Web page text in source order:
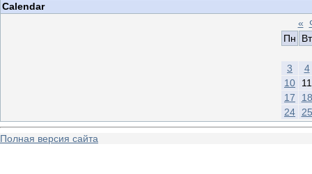
Calendar
«
Пн
Вт
3
4
10
11
17
18
24
25
Полная версия сайта